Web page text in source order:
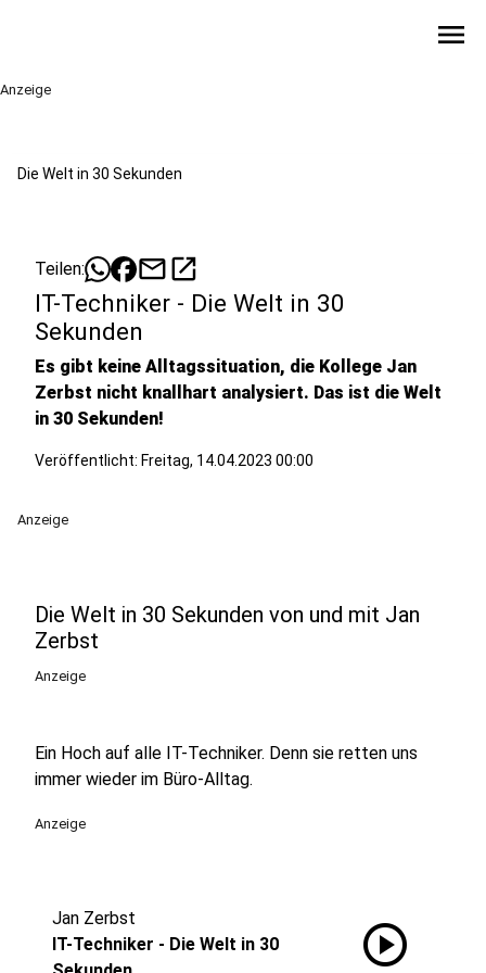
menu
Anzeige
Die Welt in 30 Sekunden
Teilen: mailopen_in_new
IT-Techniker - Die Welt in 30
Sekunden
Es gibt keine Alltagssituation, die Kollege Jan
Zerbst nicht knallhart analysiert. Das ist die Welt
in 30 Sekunden!
Veröffentlicht: Freitag, 14.04.2023 00:00
Anzeige
Die Welt in 30 Sekunden von und mit Jan
Zerbst
Anzeige
Ein Hoch auf alle IT-Techniker. Denn sie retten uns
immer wieder im Büro-Alltag.
Anzeige
Jan Zerbst
IT-Techniker - Die Welt in 30
play_circle